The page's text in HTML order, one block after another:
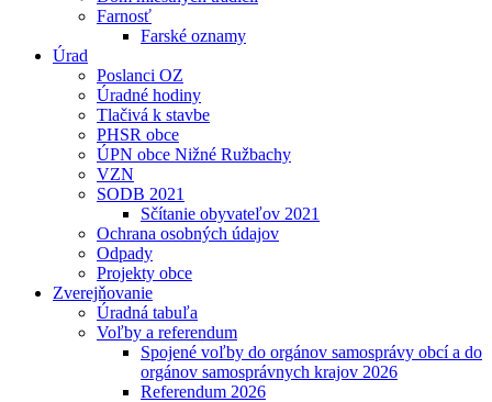
Farnosť
Farské oznamy
Úrad
Poslanci OZ
Úradné hodiny
Tlačivá k stavbe
PHSR obce
ÚPN obce Nižné Ružbachy
VZN
SODB 2021
Sčítanie obyvateľov 2021
Ochrana osobných údajov
Odpady
Projekty obce
Zverejňovanie
Úradná tabuľa
Voľby a referendum
Spojené voľby do orgánov samosprávy obcí a do
orgánov samosprávnych krajov 2026
Referendum 2026